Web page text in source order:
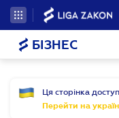
БІЗНЕС
Ця сторінка
Перейти на